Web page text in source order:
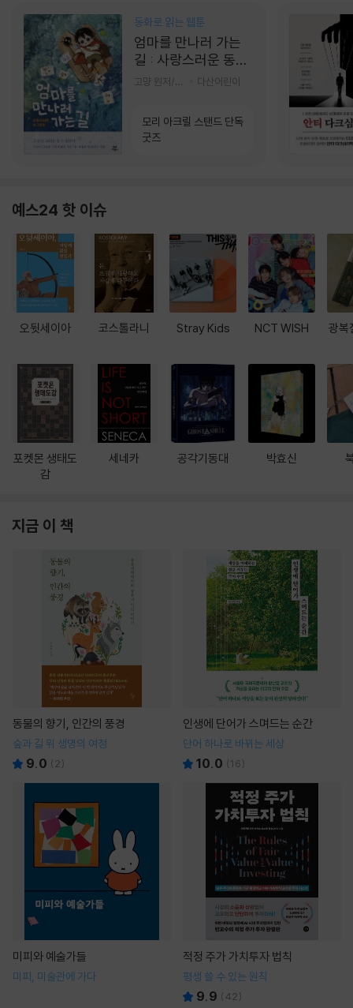
동화로 읽는 웹툰
엄마를 만나러 가는
길 : 사랑스러운 동그
라미
다산어린이
모리 아크릴 스탠드 단독
굿즈
예스24 핫 이슈
오뒷세이아
포켓몬 생태도
감
코스톨라니
세네카
Stray Kids
공각기동대
NCT WISH
박효신
광복
지금 이 책
동물의 향기, 인간의 풍경
숲과 길 위 생명의 여정
9.0 ( 2)
인생에 단어가 스며드는 순간
단어 하나로 바뀌는 세상
10.0 (16)
미피와 예술가들
미피, 미술관에 가다
적정 주가 가치투자 법칙
평생 쓸 수 있는 원칙
9.9 (42)